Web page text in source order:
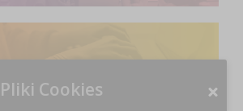
Pliki Cookies